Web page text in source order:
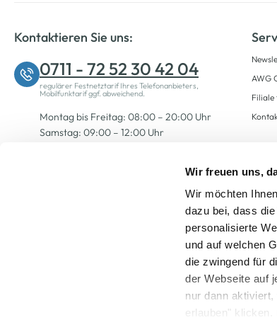
Wir freuen uns,
Wir möchten
dazu bei, dass
personalisierte
und auf welchen
die zwingend für
der Webseite auf
nur dann
erlauben"
Kontaktieren Sie uns:
0711 - 72 52 30 42 04
regulärer Festnetztarif Ihres Telefonanbieters,
Mobilfunktarif ggf. abweichend.
Montag bis Freitag: 08:00 – 20:00 Uhr
Samstag: 09:00 – 12:00 Uhr
AWG
Filiale
Alle